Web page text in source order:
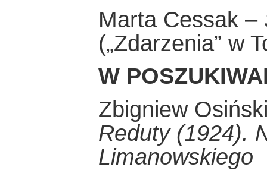
Marta Cessak –
(„Zdarzenia” w
W
Zbigniew
Reduty (1924).
Limanowskiego